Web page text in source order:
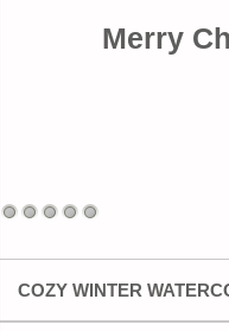
Merry
COZY WINTER